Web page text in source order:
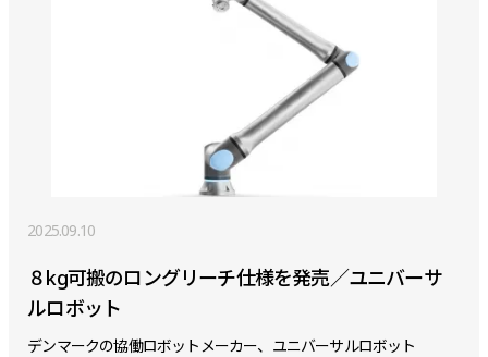
2025.09.10
８kg可搬のロングリーチ仕様を発売／ユニバーサ
ルロボット
デンマークの協働ロボットメーカー、ユニバーサルロボット